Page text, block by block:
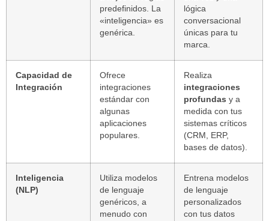
predefinidos. La
«inteligencia» es
genérica.
lógica
conversacional
únicas para tu
marca.
Capacidad de
Integración
Ofrece
integraciones
estándar con
algunas
aplicaciones
populares.
Realiza
integraciones
profundas y a
medida con tus
sistemas críticos
(CRM, ERP,
bases de datos).
Inteligencia
(NLP)
Utiliza modelos
de lenguaje
genéricos, a
menudo con
Entrena modelos
de lenguaje
personalizados
con tus datos